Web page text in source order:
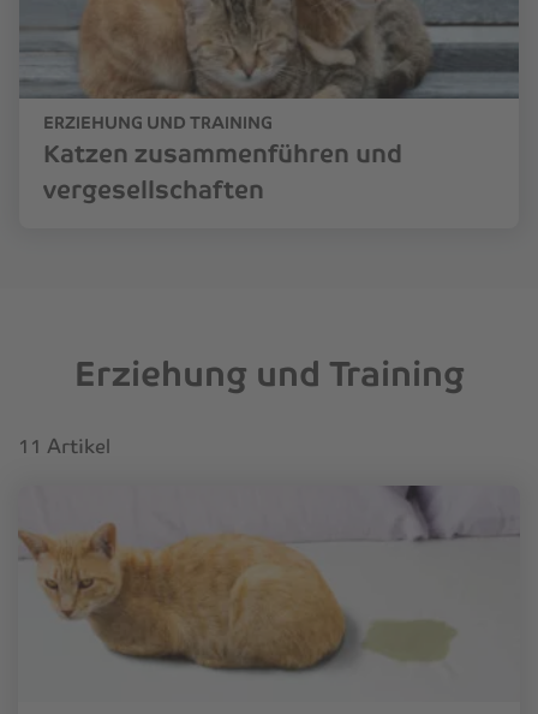
ERZIEHUNG UND TRAINING
Katzen zusammenführen und
vergesellschaften
Erziehung und Training
11 Artikel